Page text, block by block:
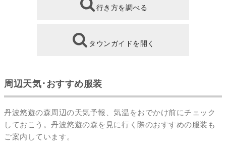
行き方を調べる
タウンガイドを開く
周辺天気･おすすめ服装
丹波悠遊の森周辺の天気予報、気温をおでかけ前にチェック
しておこう。丹波悠遊の森を見に行く際のおすすめの服装も
ご案内しています。